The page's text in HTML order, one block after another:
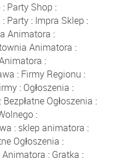
: Party Shop :
: Party : Impra Sklep :
Animatora :
Animatora :
:
: Firmy Regionu :
: Ogłoszenia :
: Bezpłatne Ogłoszenia :
:
: sklep animatora :
Ogłoszenia :
Animatora : Gratka :